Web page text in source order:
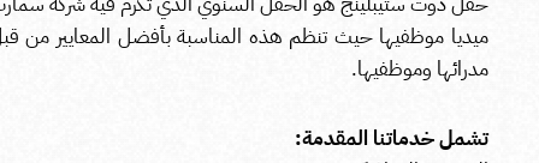
ميديا موظفيها حيث تنظم هذه المناسبة بأفضل المعايير من
مدرائها وموظفيها.
تشمل خدماتنا المقدمة: